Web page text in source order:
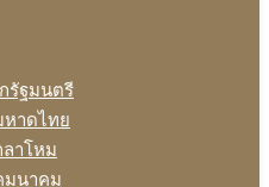
รัฐมนตรี
หาดไทย
ลาโหม
มนาคม